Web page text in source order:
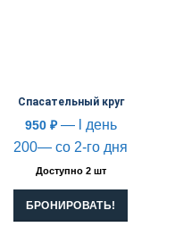
Спасательный круг
950 ₽— l день
200— со 2-го дня
Доступно 2 шт
БРОНИРОВАТЬ!